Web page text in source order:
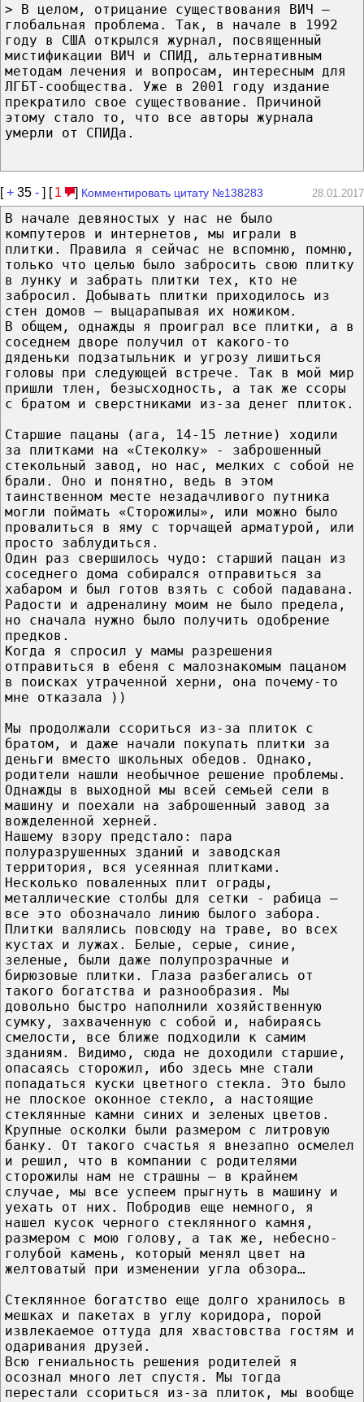
> В целом, отрицание существования ВИЧ —
глобальная проблема. Так, в начале в 1992
году в США открылся журнал, посвященный
мистификации ВИЧ и СПИД, альтернативным
методам лечения и вопросам, интересным для
ЛГБТ-сообщества. Уже в 2001 году издание
прекратило свое существование. Причиной
этому стало то, что все авторы журнала
умерли от СПИДа.
[+ 35 - ] [ 1 ] Комментировать цитату №138283 28.01.2017
В начале девяностых у нас не было
компутеров и интернетов, мы играли в
плитки. Правила я сейчас не вспомню, помню,
только что целью было забросить свою плитку
в лунку и забрать плитки тех, кто не
забросил. Добывать плитки приходилось из
стен домов – выцарапывая их ножиком.
В общем, однажды я проиграл все плитки, а в
соседнем дворе получил от какого-то
дяденьки подзатыльник и угрозу лишиться
головы при следующей встрече. Так в мой мир
пришли тлен, безысходность, а так же ссоры
с братом и сверстниками из-за денег плиток.
Старшие пацаны (ага, 14-15 летние) ходили
за плитками на «Стеколку» - заброшенный
стекольный завод, но нас, мелких с собой не
брали. Оно и понятно, ведь в этом
таинственном месте незадачливого путника
могли поймать «Сторожилы», или можно было
провалиться в яму с торчащей арматурой, или
просто заблудиться.
Один раз свершилось чудо: старший пацан из
соседнего дома собирался отправиться за
хабаром и был готов взять с собой падавана.
Радости и адреналину моим не было предела,
но сначала нужно было получить одобрение
предков.
Когда я спросил у мамы разрешения
отправиться в ебеня с малознакомым пацаном
в поисках утраченной херни, она почему-то
мне отказала ))
Мы продолжали ссориться из-за плиток с
братом, и даже начали покупать плитки за
деньги вместо школьных обедов. Однако,
родители нашли необычное решение проблемы.
Однажды в выходной мы всей семьей сели в
машину и поехали на заброшенный завод за
вожделенной херней.
Нашему взору предстало: пара
полуразрушенных зданий и заводская
территория, вся усеянная плитками.
Несколько поваленных плит ограды,
металлические столбы для сетки - рабица –
все это обозначало линию былого забора.
Плитки валялись повсюду на траве, во всех
кустах и лужах. Белые, серые, синие,
зеленые, были даже полупрозрачные и
бирюзовые плитки. Глаза разбегались от
такого богатства и разнообразия. Мы
довольно быстро наполнили хозяйственную
сумку, захваченную с собой и, набираясь
смелости, все ближе подходили к самим
зданиям. Видимо, сюда не доходили старшие,
опасаясь сторожил, ибо здесь мне стали
попадаться куски цветного стекла. Это было
не плоское оконное стекло, а настоящие
стеклянные камни синих и зеленых цветов.
Крупные осколки были размером с литровую
банку. От такого счастья я внезапно осмелел
и решил, что в компании с родителями
сторожилы нам не страшны – в крайнем
случае, мы все успеем прыгнуть в машину и
уехать от них. Побродив еще немного, я
нашел кусок черного стеклянного камня,
размером с мою голову, а так же, небесно-
голубой камень, который менял цвет на
желтоватый при изменении угла обзора…
Стеклянное богатство еще долго хранилось в
мешках и пакетах в углу коридора, порой
извлекаемое оттуда для хвастовства гостям и
одаривания друзей.
Всю гениальность решения родителей я
осознал много лет спустя. Мы тогда
перестали ссориться из-за плиток, мы вообще